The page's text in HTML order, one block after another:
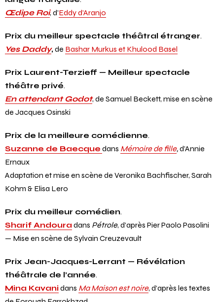
Prix de la meilleure création d’une pièce en
langue française.
Œdipe Roi, d’Eddy d’Aranjo
Prix du meilleur spectacle théâtral étranger
Yes Daddy,deBashar Murkus et Khulood Basel
Prix Laurent-Terzieff — Meilleur spectacle
théâtre privé.
En attendant Godot
de Jacques Osinski
Prix de la meilleure comédienne.
Ernaux
Kohm & Elisa Lero
Prix du meilleur comédien
dans
— Mise en scène de Sylvain Creuzevault
théâtrale de l’année.